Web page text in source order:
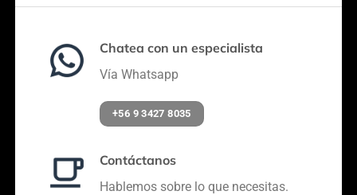
Chatea con un especialista
Vía Whatsapp
+56 9 3427 8035
Contáctanos
Hablemos sobre lo que necesitas.